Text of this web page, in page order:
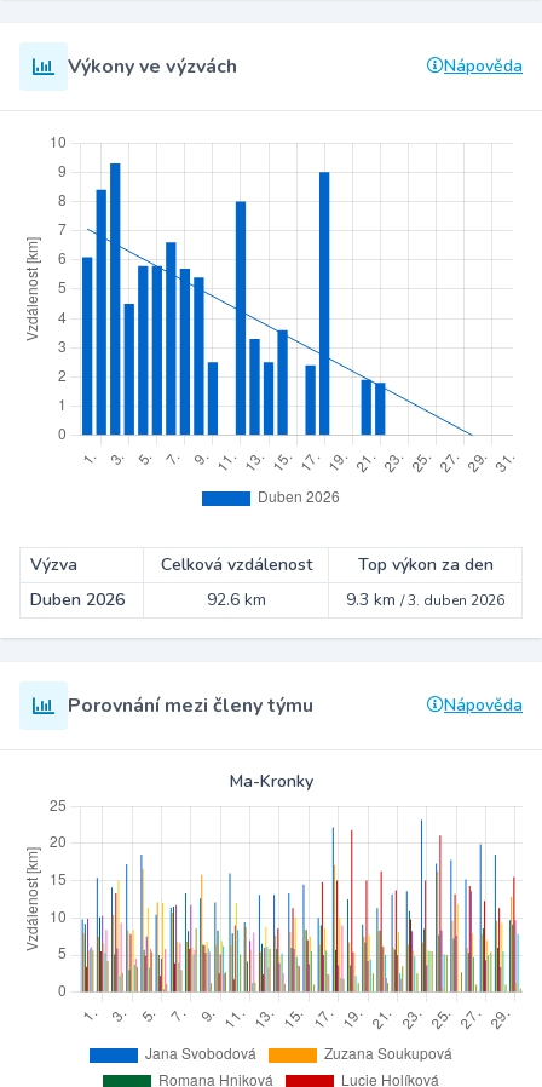
Výkony ve výzvách Nápověda
Výzva Celková vzdálenost
Top výkon za den
Duben 2026
92.6 km 9.3 km /3. duben 2026
Porovnání mezi členy týmu Nápověda
Ma-Kronky